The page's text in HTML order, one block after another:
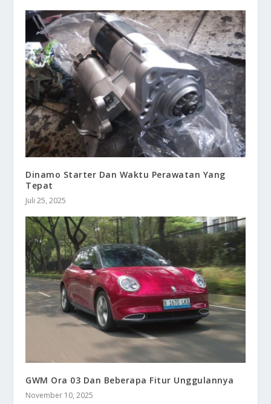
Dinamo Starter Dan Waktu Perawatan Yang
Tepat
Juli 25, 2025
GWM Ora 03 Dan Beberapa Fitur Unggulannya
November 10, 2025